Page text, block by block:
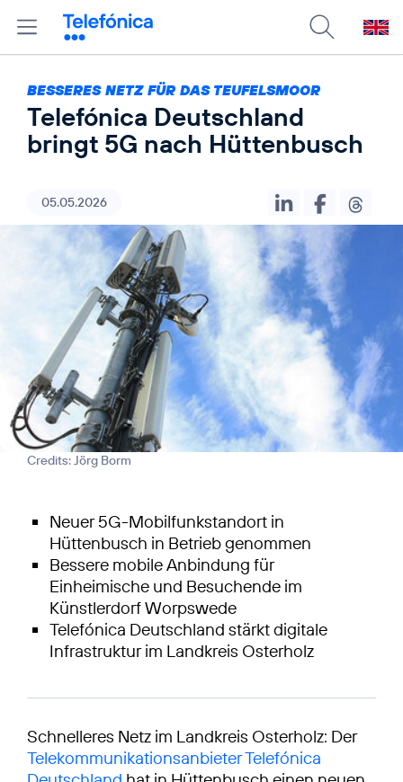
BESSERES NETZ FÜR DAS TEUFELSMOOR
Telefónica Deutschland
bringt 5G nach Hüttenbusch
05.05.2026
Credits: Jörg Borm
Neuer 5G-Mobilfunkstandort in
Hüttenbusch in Betrieb genommen
Bessere mobile Anbindung für
Einheimische und Besuchende im
Künstlerdorf Worpswede
Telefónica Deutschland stärkt digitale
Infrastruktur im Landkreis Osterholz
Schnelleres Netz im Landkreis Osterholz: Der
Telekommunikationsanbieter Telefónica